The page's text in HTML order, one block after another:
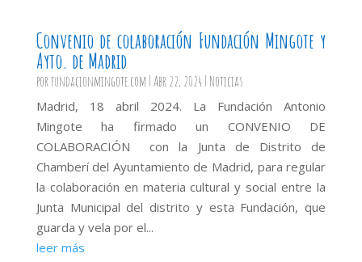
Convenio de colaboración Fundación Mingote y
Ayto. de Madrid
por fundacionmingote.com |Abr 22, 2024| Noticias
Madrid, 18 abril 2024. La Fundación Antonio
Mingote ha firmado un CONVENIO DE
COLABORACIÓN con la Junta de Distrito de
Chamberí del Ayuntamiento de Madrid, para regular
la colaboración en materia cultural y social entre la
Junta Municipal del distrito y esta Fundación, que
guarda y vela por el...
leer más